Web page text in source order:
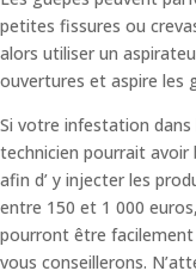
petites fissures ou
alors utiliser un
ouvertures et aspire les
Si votre infestation
technicien pourrait
afin d’ y injecter les
entre 150 et 1 000
pourront être
vous conseillerons.